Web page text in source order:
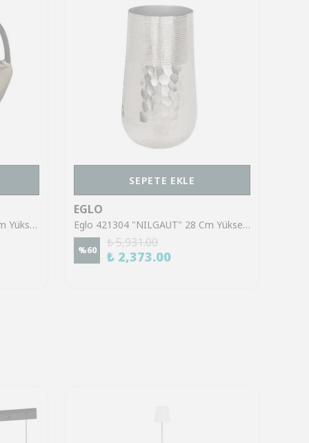
Eglo 421484 "TUBARAN" 38 Cm Yüksekliğinde Metal Vazo
SEPETE EKLE
EGLO
Eglo 421304 "NILGAUT" 28 Cm Yüksekliğinde Metal Vazo
%60
₺ 5,931.00
₺ 2,373.00